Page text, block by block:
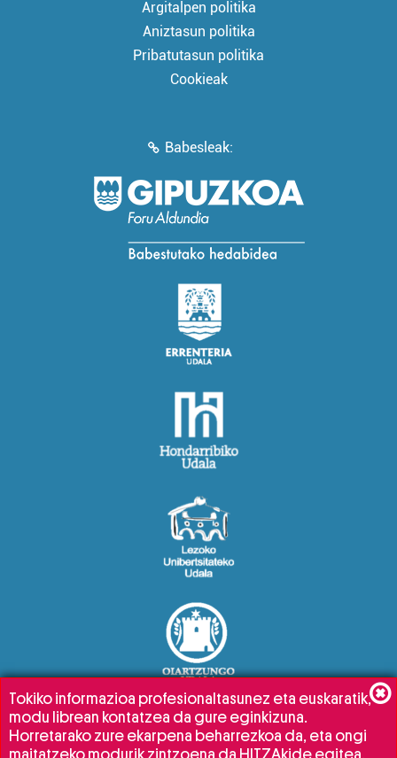
Argitalpen politika
Aniztasun politika
Pribatutasun politika
Cookieak
Babesleak:
Tokiko informazioa profesionaltasunez eta euskaratik,
modu librean kontatzea da gure eginkizuna.
Horretarako zure ekarpena beharrezkoa da, eta ongi
maitatzeko modurik zintzoena da HITZAkide egitea.